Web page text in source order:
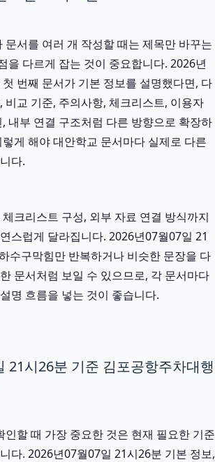
문서를 여러 개 작성할 때는 제목만 바꾸는
을 다르게 잡는 것이 중요합니다. 2026년
번째 문서가 기본 정보를 설명했다면, 다
비교 기준, 주의사항, 체크리스트, 이용자
내부 연결 구조처럼 다른 방향으로 확장하
게 해야 대안학교 문서마다 실제로 다른
다.
크리스트 구성, 외부 자료 연결 방식까지
스럽게 달라집니다. 2026년07월07일 21
수구막힘만 반복하거나 비슷한 문장을 다
문서처럼 보일 수 있으므로, 각 문서마다
명 흐름을 넣는 것이 좋습니다.
21시26분 기준 김포공항주차대행
인할 때 가장 중요한 것은 현재 필요한 기준
다. 2026년07월07일 21시26분 기본 정보,